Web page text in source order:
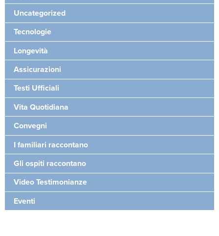
Uncategorized
Tecnologie
Longevità
Assicurazioni
Testi Ufficiali
Vita Quotidiana
Convegni
I familiari raccontano
Gli ospiti raccontano
Video Testimonianze
Eventi